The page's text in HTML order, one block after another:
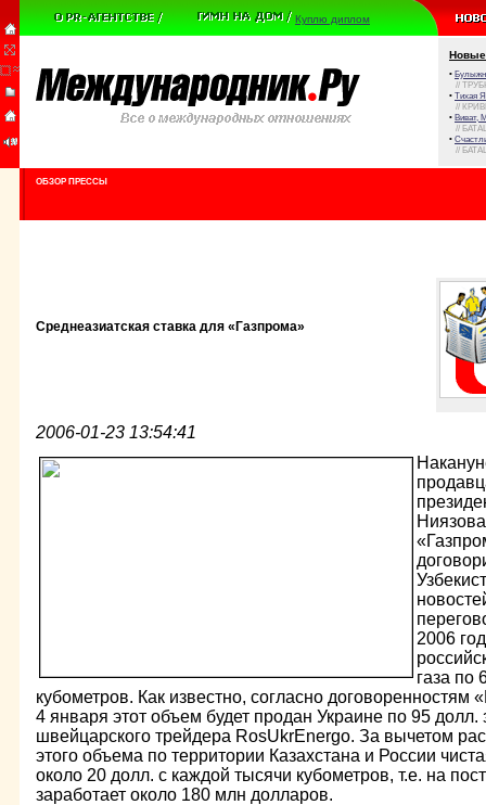
Куплю диплом
Новые
•
//
• Тихая
//
• Виват,
//
•
//
ОБЗОР ПРЕССЫ
Среднеазиатская ставка для «Газпрома»
2006-01-23 13:54:41
2006
газа по
кубометров. Как известно, согласно договоренностям
4 января этот объем будет продан Украине по 95 долл.
швейцарского трейдера RosUkrEnergo. За вычетом
этого объема по территории Казахстана и России
около 20 долл. с каждой тысячи кубометров, т.е. на
заработает около 180 млн долларов.